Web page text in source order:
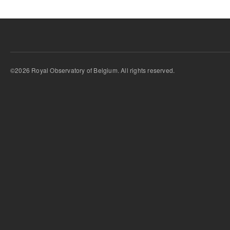
©2026 Royal Observatory of Belgium. All rights reserved.